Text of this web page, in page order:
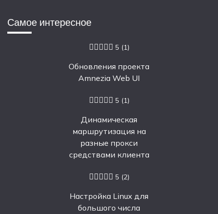
Самое интересное
5 (1)
Обновления проекта
Amnezia Web UI
5 (1)
Динамическая
маршрутизация на
разные прокси
средствами клиента
5 (2)
Настройка Linux для
большого числа